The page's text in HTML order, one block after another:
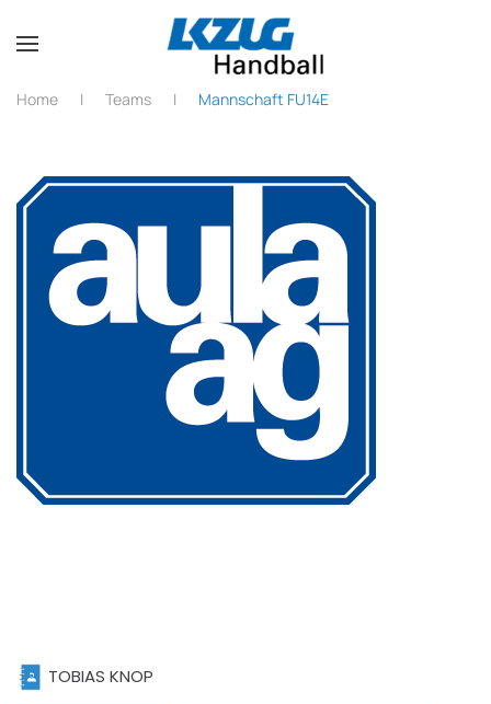
Zum Hauptinhalt springen
Home Teams Mannschaft FU14E
TOBIAS KNOP